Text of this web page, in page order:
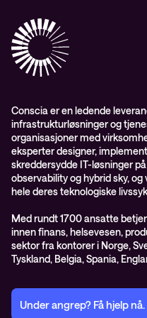
Conscia Education Services
Conscia er en ledende
infrastrukturløsninger og
organisasjoner med
eksperter designer,
skreddersydde IT-løsninger
observability og hybrid sky,
hele deres teknologiske
Med rundt 1700 ansatte
innen finans, helsevesen,
sektor fra kontorer i Norge,
Tyskland, Belgia, Spania,
Under angrep? Få hjelp nå.